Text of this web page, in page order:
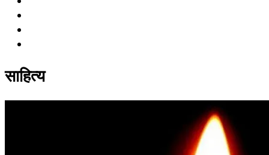
साहित्य